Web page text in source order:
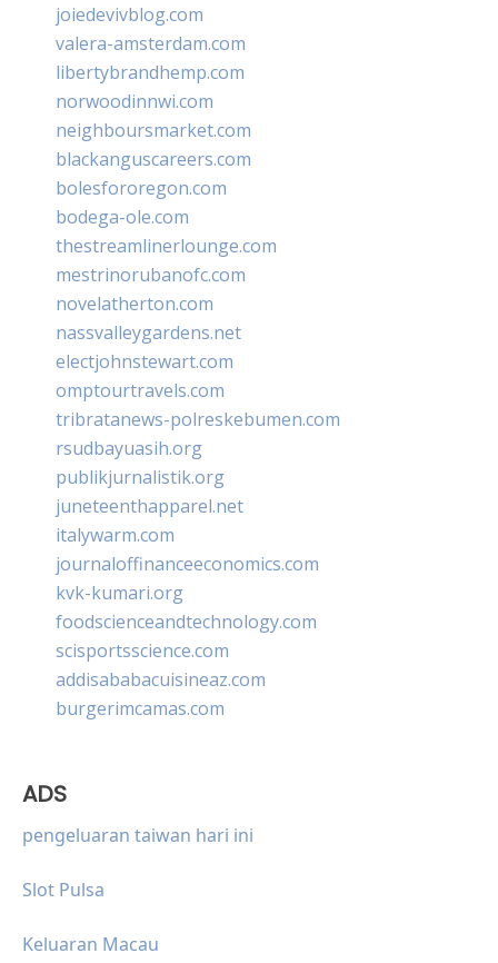
joiedevivblog.com
valera-amsterdam.com
libertybrandhemp.com
norwoodinnwi.com
neighboursmarket.com
blackanguscareers.com
bolesfororegon.com
bodega-ole.com
thestreamlinerlounge.com
mestrinorubanofc.com
novelatherton.com
nassvalleygardens.net
electjohnstewart.com
omptourtravels.com
tribratanews-polreskebumen.com
rsudbayuasih.org
publikjurnalistik.org
juneteenthapparel.net
italywarm.com
journaloffinanceeconomics.com
kvk-kumari.org
foodscienceandtechnology.com
scisportsscience.com
addisababacuisineaz.com
burgerimcamas.com
ADS
pengeluaran taiwan hari ini
Slot Pulsa
Keluaran Macau